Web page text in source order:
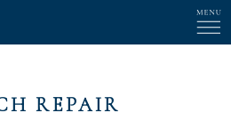
REPAIR